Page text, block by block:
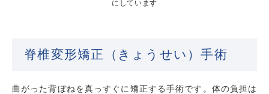
にしています
脊椎変形矯正（きょうせい）手術
曲がった背ぼねを真っすぐに矯正する手術です。体の負担は